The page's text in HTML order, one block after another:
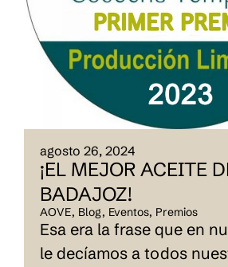
agosto 26, 2024
¡EL MEJOR ACEITE
BADAJOZ!
AOVE, Blog, Eventos, Premios
Esa era la frase que en
le decíamos a todos